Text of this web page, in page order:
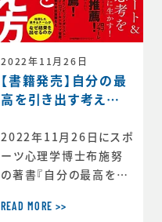
2022年11月26日
【書籍発売】自分の最
高を引き出す考え
学博士が語る結果を
出し続ける人の違い
ー
2022年11月26日にスポ
ーツ心理学博士布施努
の著書『自分の最高を引
ツ心理学博士が語る結
READ MORE >>